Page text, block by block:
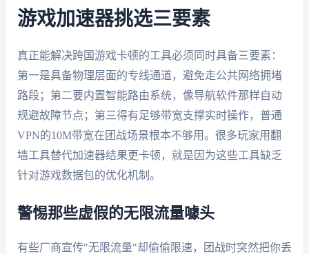
游戏加速器挑选三要素
真正能解决跨国游戏卡顿的工具必须同时具备三要素：
第一是具备物理层面的专线通道，避免走公共网络拥堵
路段；第二要内置智能路由系统，像导航软件那样自动
规避故障节点；第三得有足够带宽支撑实时操作，普通
VPN的10M带宽在团战场景根本不够用。很多玩家用翻
墙工具替代加速器结果更卡顿，就是因为这些工具缺乏
针对游戏数据包的优化机制。
警惕那些虚假的无限流量噱头
有些厂商宣传"无限流量"却偷偷限速，团战时突然把你丢